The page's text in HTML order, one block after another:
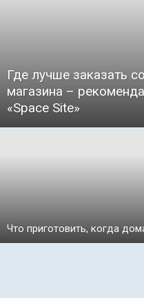
Где лучше заказать
магазина –
«Space Site»
Что приготовить, когда